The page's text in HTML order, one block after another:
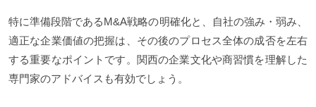
特に準備段階であるM&A戦略の明確化と、自社の強み・弱み、
適正な企業価値の把握は、その後のプロセス全体の成否を左右
する重要なポイントです。関西の企業文化や商習慣を理解した
専門家のアドバイスも有効でしょう。